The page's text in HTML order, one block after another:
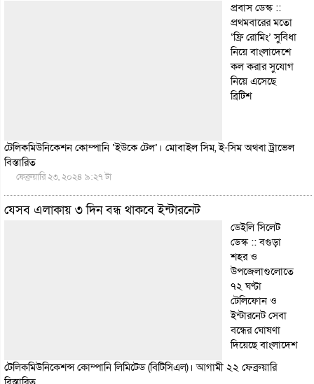
প্রবাস ডেস্ক ::
প্রথমবারের মতো
‘ফ্রি রোমিং’ সুবিধা
নিয়ে বাংলাদেশে
কল করার সুযোগ
নিয়ে এসেছে
ব্রিটিশ
টেলিকমিউনিকেশন কোম্পানি ‘ইউকে টেল’। মোবাইল সিম, ই-সিম অথবা ট্রাভেল
বিস্তারিত
ফেব্রুয়ারি ২৩, ২০২৪ ৯:২৭ টা
যেসব এলাকায় ৩ দিন বন্ধ থাকবে ইন্টারনেট
ডেইলি সিলেট
ডেস্ক :: বগুড়া
শহর ও
উপজেলাগুলোতে
৭২ ঘণ্টা
টেলিফোন ও
ইন্টারনেট সেবা
বন্ধের ঘোষণা
দিয়েছে বাংলাদেশ
টেলিকমিউনিকেশন্স কোম্পানি লিমিটেড (বিটিসিএল)। আগামী ২২ ফেব্রুয়ারি